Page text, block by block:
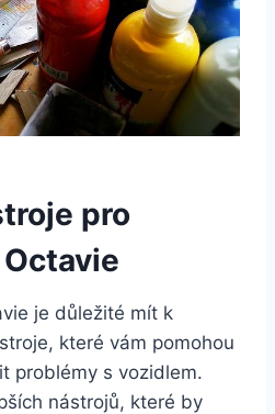
pro
je důležité mít k
které vám pomohou
problémy s vozidlem.
nástrojů, které by